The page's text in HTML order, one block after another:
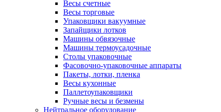
Весы счетные
Весы торговые
Упаковщики вакуумные
Запайщики лотков
Машины обвязочные
Машины термоусадочные
Столы упаковочные
Фасовочно-упаковочные аппараты
Пакеты, лотки, пленка
Весы кухонные
Паллетоупаковщики
Ручные весы и безмены
Нейтральное оборудование